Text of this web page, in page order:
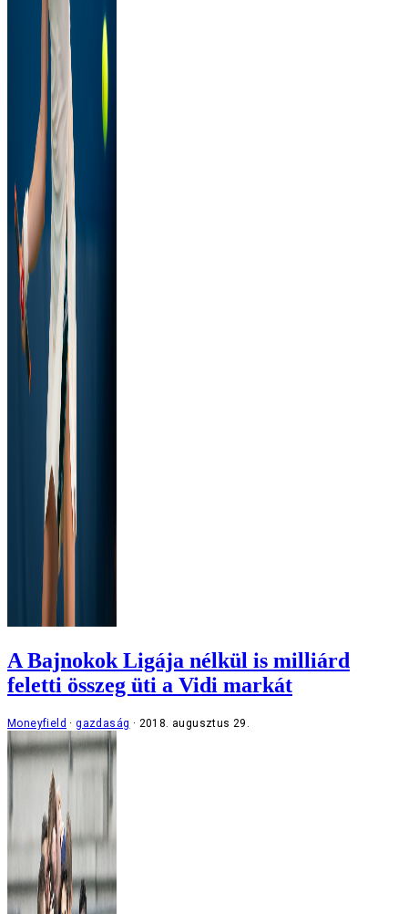
A Bajnokok Ligája nélkül is milliárd
feletti összeg üti a Vidi markát
Moneyfield gazdaság 2018. augusztus 29.